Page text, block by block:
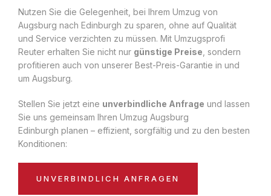
Nutzen Sie die Gelegenheit, bei Ihrem Umzug von
Augsburg nach Edinburgh zu sparen, ohne auf Qualität
und Service verzichten zu müssen. Mit Umzugsprofi
Reuter erhalten Sie nicht nur günstige Preise , sondern
profitieren auch von unserer Best-Preis-Garantie in und
um Augsburg.
Stellen Sie jetzt eine unverbindliche Anfrage und lassen
Sie uns gemeinsam Ihren Umzug Augsburg
Edinburgh planen – effizient, sorgfältig und zu den besten
Konditionen:
UNVERBINDLICH ANFRAGEN